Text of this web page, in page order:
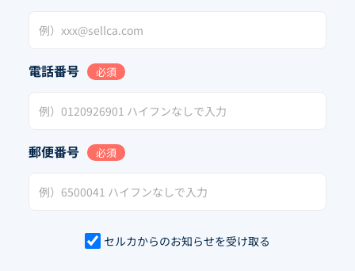
電話番号 必須
郵便番号 必須
セルカからのお知らせを受け取る